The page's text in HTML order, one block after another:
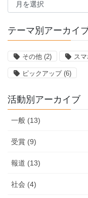
ー
ブ
テーマ別アーカイ
その他 (2) ス
ピックアップ(6)
活動別アーカイブ
一般 (13)
受賞 (9)
報道 (13)
社会 (4)